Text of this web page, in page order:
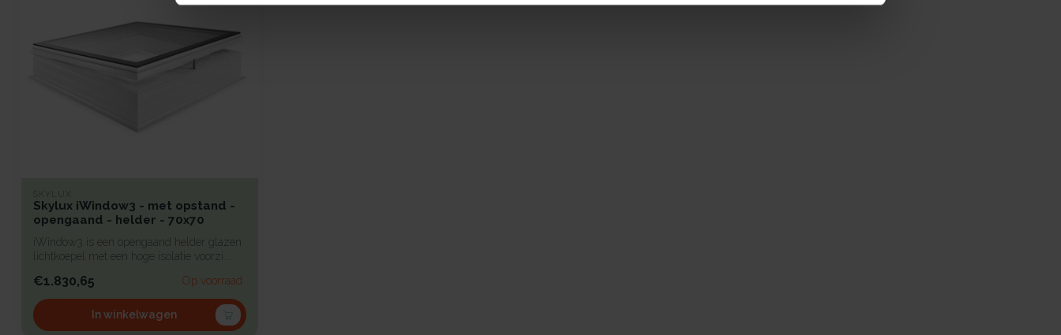
SKYLUX
Skylux iWindow3 - met opstand -
opengaand - helder - 70x70
iWindow3 is een opengaand helder glazen
lichtkoepel met een hoge isolatie voorzi...
€1.830,65 Op voorraad
In winkelwagen